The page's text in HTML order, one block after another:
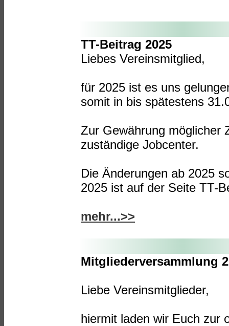
TT-Beitrag 2025
Liebes Vereinsmitglied,
für 2025 ist es uns
somit in bis spätestens
Zur Gewährung möglicher
zuständige Jobcenter.
Die Änderungen ab 2025
2025 ist auf der Seite TT-
mehr...>>
Mitgliederversammlung
Liebe Vereinsmitglieder,
hiermit laden wir Euch zur